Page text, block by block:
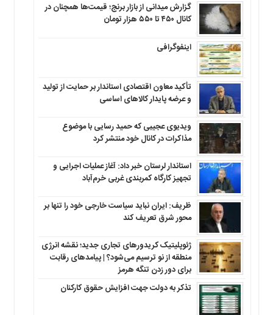
گزارش میدانی از بازار برنج؛ قیمت‌ها همچنان در
کانال ۴۵۰ تا ۵۵۰ هزار تومان
اینفوگرافی
تأکید معاون اقتصادی استاندار بر حمایت از تولید
و عرضه پایدار کالاهای اساسی
ویدیوی عجیبی که حمید رسایی با موضوع
مذاکرات در کانال خود منتشر کرد
استاندار لرستان خبر داد: آغاز عملیات اجرایی و
تجهیز کارگاه کمربندی غربی خرم‌آباد
ظریف: ایران نباید سیاست خارجی خود را تنها بر
محور شرق تعریف کند
ژئوپلیتیک کریدورهای تجاری جدید؛ نقشه انرژی
منطقه‌ از نو ترسیم می‌شود؟ | پیامدهای رقابت
برای دور زدن تنگه هرمز
تذکر به دولت جهت افزایش حقوق کارکنان ‌